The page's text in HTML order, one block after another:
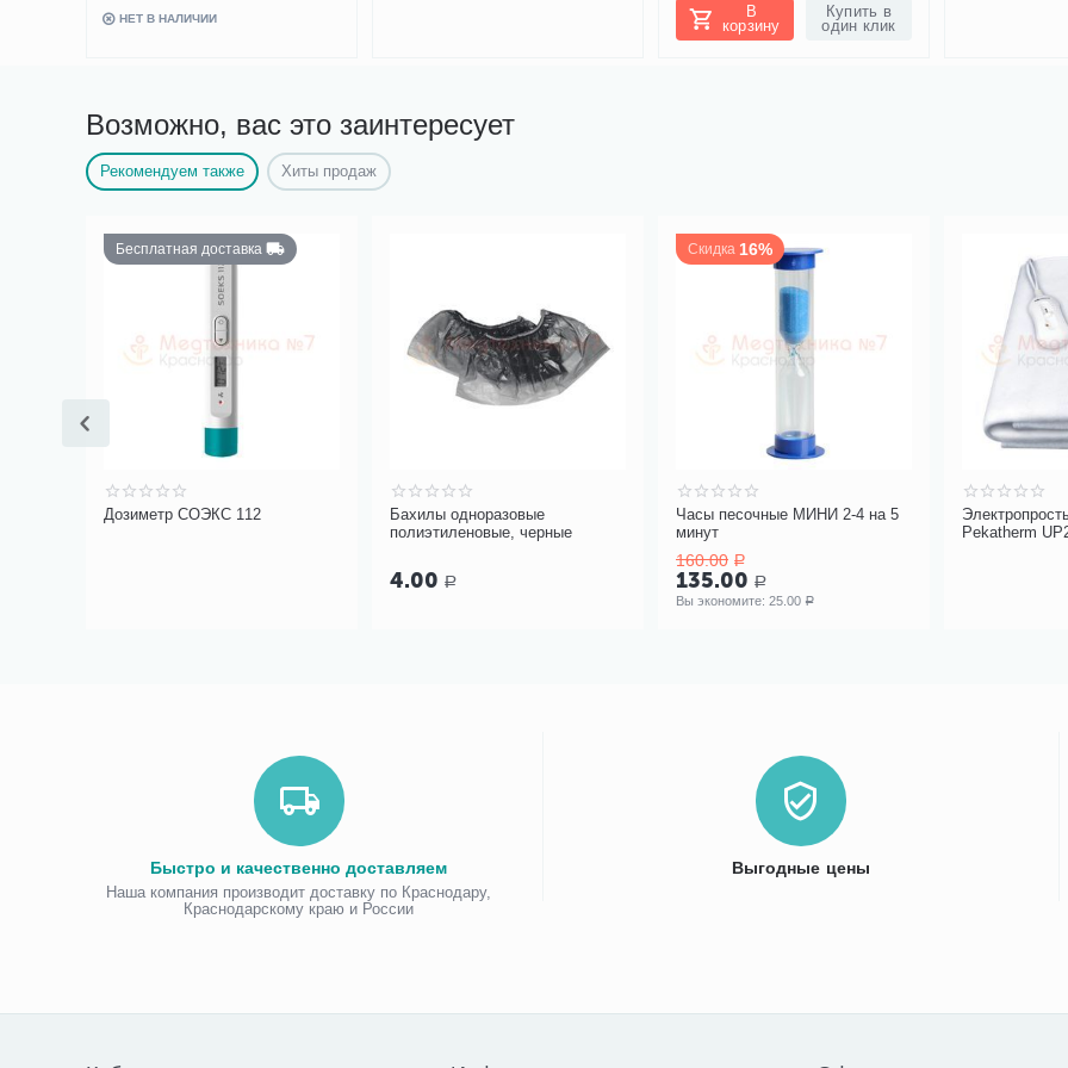
Возможно, вас это заинтересует
Рекомендуем также Хиты продаж
Бахилы одноразовые
Часы песочные МИНИ 2-4 на 5
минут
135.00
Электропростынь двуспальная
Pekatherm UP205D
Быстро и качественно доставляем
Наша компания производит доставку по Краснодару,
Краснодарскому краю и России
Выгодные цены